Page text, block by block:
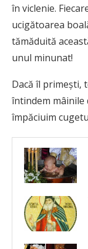
în viclenie.
ucigătoarea
tămăduită
unul minunat!
Dacă îl primești,
întindem mâinile
împăciuim